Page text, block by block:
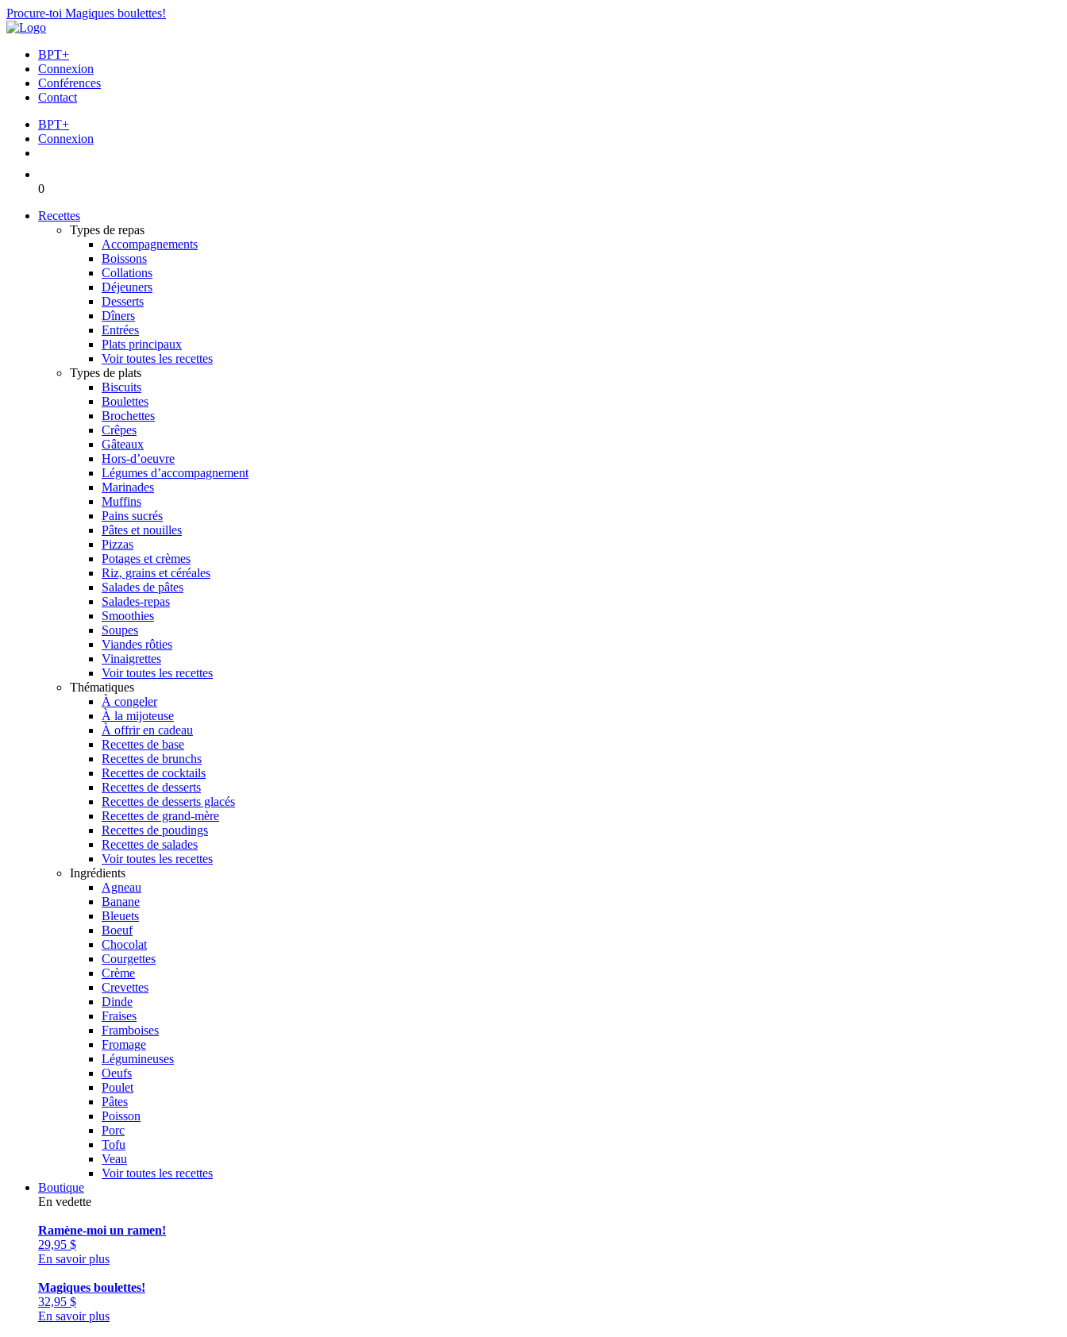
Procure-toi Magiques boulettes!
BPT+
Connexion
Conférences
Contact
BPT+
Connexion
0
Recettes
Types de repas
Accompagnements
Boissons
Collations
Déjeuners
Desserts
Dîners
Entrées
Plats principaux
Voir toutes les recettes
Types de plats
Biscuits
Boulettes
Brochettes
Crêpes
Gâteaux
Hors-d’oeuvre
Légumes d’accompagnement
Marinades
Muffins
Pains sucrés
Pâtes et nouilles
Pizzas
Potages et crèmes
Riz, grains et céréales
Salades de pâtes
Salades-repas
Smoothies
Soupes
Viandes rôties
Vinaigrettes
Voir toutes les recettes
Thématiques
À congeler
À la mijoteuse
À offrir en cadeau
Recettes de base
Recettes de brunchs
Recettes de cocktails
Recettes de desserts
Recettes de desserts glacés
Recettes de grand-mère
Recettes de poudings
Recettes de salades
Voir toutes les recettes
Ingrédients
Agneau
Banane
Bleuets
Boeuf
Chocolat
Courgettes
Crème
Crevettes
Dinde
Fraises
Framboises
Fromage
Légumineuses
Oeufs
Poulet
Pâtes
Poisson
Porc
Tofu
Veau
Voir toutes les recettes
Boutique
En vedette
Ramène-moi un ramen!
29,95 $
En savoir plus
Magiques boulettes!
32,95 $
En savoir plus